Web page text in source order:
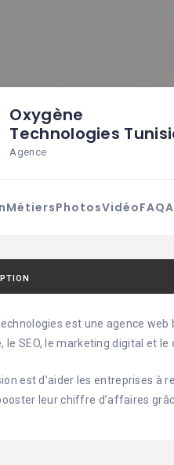
Oxygène
Technologies
Agence
MétiersPhotosVidéoFAQ
est une agence
le SEO, le marketing digital et
est d’aider les entreprises à
leur chiffre d’affaires